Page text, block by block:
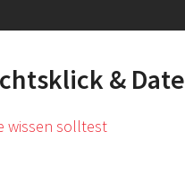
&
wissen solltest